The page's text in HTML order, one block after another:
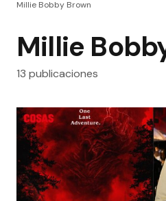
Millie Bobby Brown
Millie
13 publicaciones